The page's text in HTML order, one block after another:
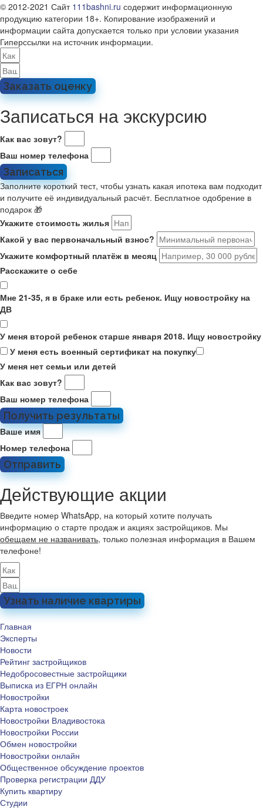
© 2012-2021 Сайт 111bashni.ru содержит информационную
продукцию категории 18+. Копирование изображений и
информации сайта допускается только при условии указания
Гиперссылки на источник информации.
Заказать оценку
Записаться на экскурсию
Как вас зовут?
Ваш номер телефона
Записаться
Заполните короткий тест, чтобы узнать какая ипотека вам подходит
и получите её индивидуальный расчёт. Бесплатное одобрение в
подарок 🎁
Укажите стоимость жилья
Какой у вас первоначальный взнос?
Укажите комфортный платёж в месяц
Расскажите о себе
Мне 21-35, я в браке или есть ребенок. Ищу новостройку на
ДВ
У меня второй ребенок старше января 2018. Ищу новостройку
У меня есть военный сертификат на покупку
У меня нет семьи или детей
Как вас зовут?
Ваш номер телефона
Получить результаты
Ваше имя
Номер телефона
Отправить
Действующие акции
Введите номер WhatsApp, на который хотите получать
информацию о старте продаж и акциях застройщиков. Мы
обещаем не названивать, только полезная информация в Вашем
телефоне!
Узнать наличие квартиры
Главная
Эксперты
Новости
Рейтинг застройщиков
Недобросовестные застройщики
Выписка из ЕГРН онлайн
Новостройки
Карта новостроек
Новостройки Владивостока
Новостройки России
Обмен новостройки
Новостройки онлайн
Общественное обсуждение проектов
Проверка регистрации ДДУ
Купить квартиру
Студии